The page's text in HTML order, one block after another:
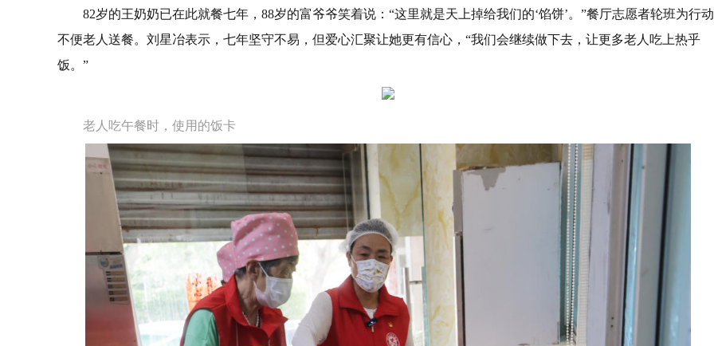
82岁的王奶奶已在此就餐七年，88岁的富爷爷笑着说：“这里就是天上掉给我们的‘馅饼’。”餐厅志愿者轮班为行动
不便老人送餐。刘星冶表示，七年坚守不易，但爱心汇聚让她更有信心，“我们会继续做下去，让更多老人吃上热乎
饭。”
老人吃午餐时，使用的饭卡